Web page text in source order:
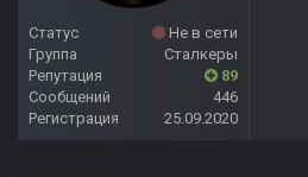
Статус
Не в сети
Группа
Сталкеры
Репутация
89
Сообщений
446
Регистрация
25.09.2020